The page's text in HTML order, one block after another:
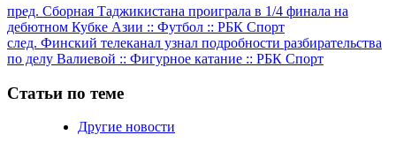
Продолжить
чтение
пред. Сборная Таджикистана проиграла в 1/4 финала на
дебютном Кубке Азии :: Футбол :: РБК Спорт
след. Финский телеканал узнал подробности разбирательства
по делу Валиевой :: Фигурное катание :: РБК Спорт
Статьи по теме
Другие новости